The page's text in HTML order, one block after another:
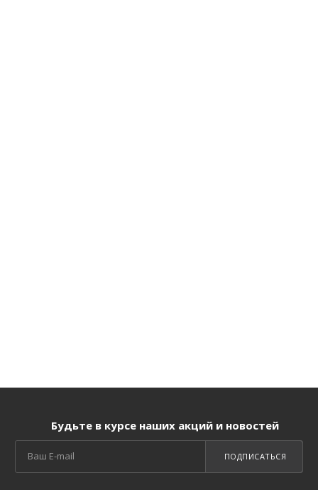
Будьте в курсе наших акций и новостей
ПОДПИСАТЬСЯ